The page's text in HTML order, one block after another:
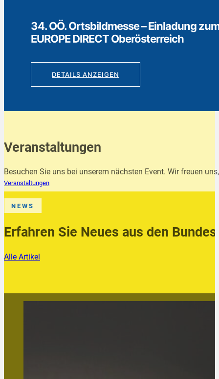
Veranstaltungen
Besuchen Sie uns bei unserem nächsten Event. Wir freuen
Veranstaltungen
– Einladung zum Europa-Café von
Oberösterreich
Erfahren Sie Neues aus den
NEWS
Alle Artikel